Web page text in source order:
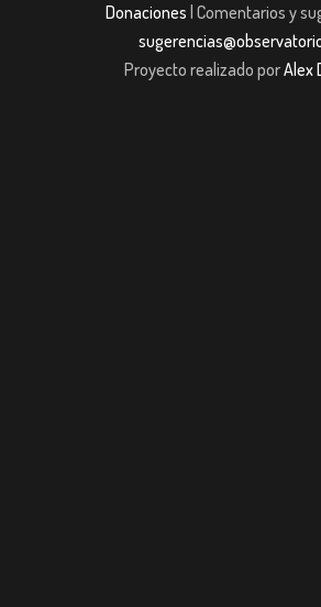
Donaciones | Comentarios y
Proyecto realizado porAlex